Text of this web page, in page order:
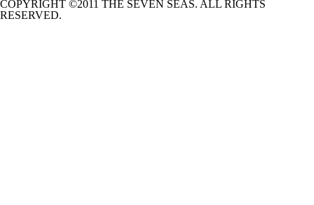
COPYRIGHT ©2011 THE SEVEN SEAS. ALL RIGHTS
RESERVED.